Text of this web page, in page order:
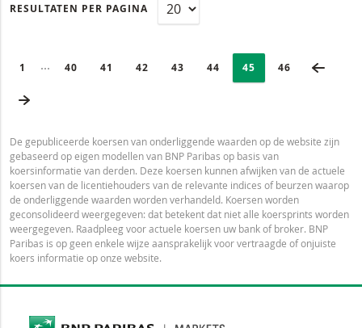
RESULTATEN PER PAGINA
PAGE
1 Ingeklapte pagina’s
PAGINA
40 PAGINA
41 PAGINA
42 PAGINA
43 PAGINA
44 Selected:
PAGINA
45 LAATSTE
46
De gepubliceerde koersen van onderliggende waarden op de website zijn
gebaseerd op eigen modellen van BNP Paribas op basis van
koersinformatie van derden. Deze koersen kunnen afwijken van de actuele
koersen van de licentiehouders van de relevante indices of beurzen waarop
de onderliggende waarden worden verhandeld. Koersen worden
geconsolideerd weergegeven: dat betekent dat niet alle koersprints worden
weergegeven. Raadpleeg voor actuele koersen uw bank of broker. BNP
Paribas is op geen enkele wijze aansprakelijk voor vertraagde of onjuiste
koers informatie op onze website.